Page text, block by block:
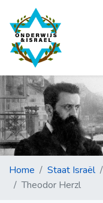
Home Staat Israël
Theodor Herzl